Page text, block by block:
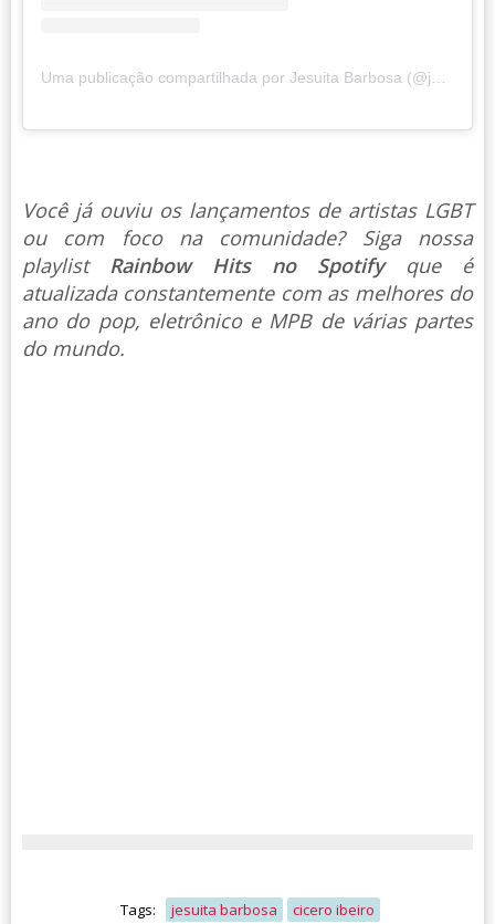
Você já ouviu os lançamentos de artistas LGBT
ou com foco na comunidade? Siga nossa
playlist Rainbow Hits no Spotify que é
atualizada constantemente com as melhores do
ano do pop, eletrônico e MPB de várias partes
do mundo.
Tags: jesuita barbosa cicero ibeiro